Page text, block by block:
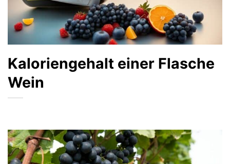
Kaloriengehalt einer Flasche
Wein